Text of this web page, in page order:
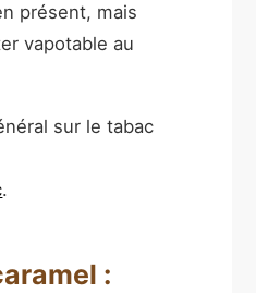
présent, mais
vapotable au
sur le tabac
.
: